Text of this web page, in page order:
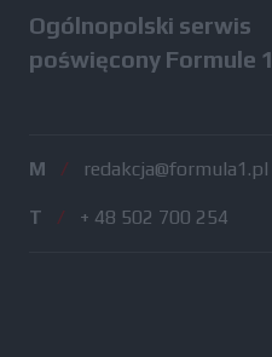
Ogólnopolski serwis
poświęcony Formule 1
M / redakcja@formula1.pl
T / + 48 502 700 254